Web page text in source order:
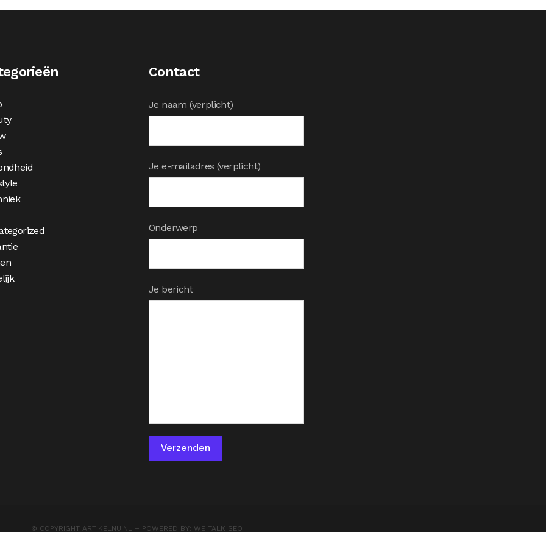
Contact
Je naam (verplicht)
Je e-mailadres (verplicht)
Onderwerp
Je bericht
© COPYRIGHT ARTIKELNU.NL – POWERED BY: WE TALK SEO